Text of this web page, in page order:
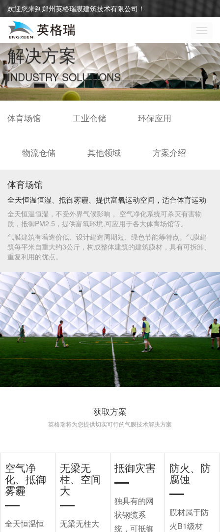
欢迎您来到郑州英格瑞膜建筑技术有限公司！
切
换
导
航
解决方案
INDUSTRY SOLUTIONS
体育场馆 工业仓储 环保应用
物流仓储 其他领域 方案介绍
体育场馆
全天恒温恒湿、抵御雾霾、提供富氧运动空间，适合体育运动
全天恒温恒湿，不受外界气候影响， 空气净化系统可杀灭有害物
质，抵御PM2.5，提供富氧环境,可应用于各大体育场馆等。
气膜建筑有着造价低、设计建造周期短、绿色节能等特点。气膜建
筑每平米自重大约3公斤，构成整体建筑的建筑膜材，具有可拆卸、
重复利用的优点。
获取方案
英格瑞将为您提供切实可行的气膜技术解决方案
空气净
化、抵御
雾霾
全天恒温恒
无梁无
柱、空间
大
无梁无柱大
抵御灾害
独具有的网
状钢缆系
统，可抵御
防火、防
腐蚀
膜材属于防
火B1级材